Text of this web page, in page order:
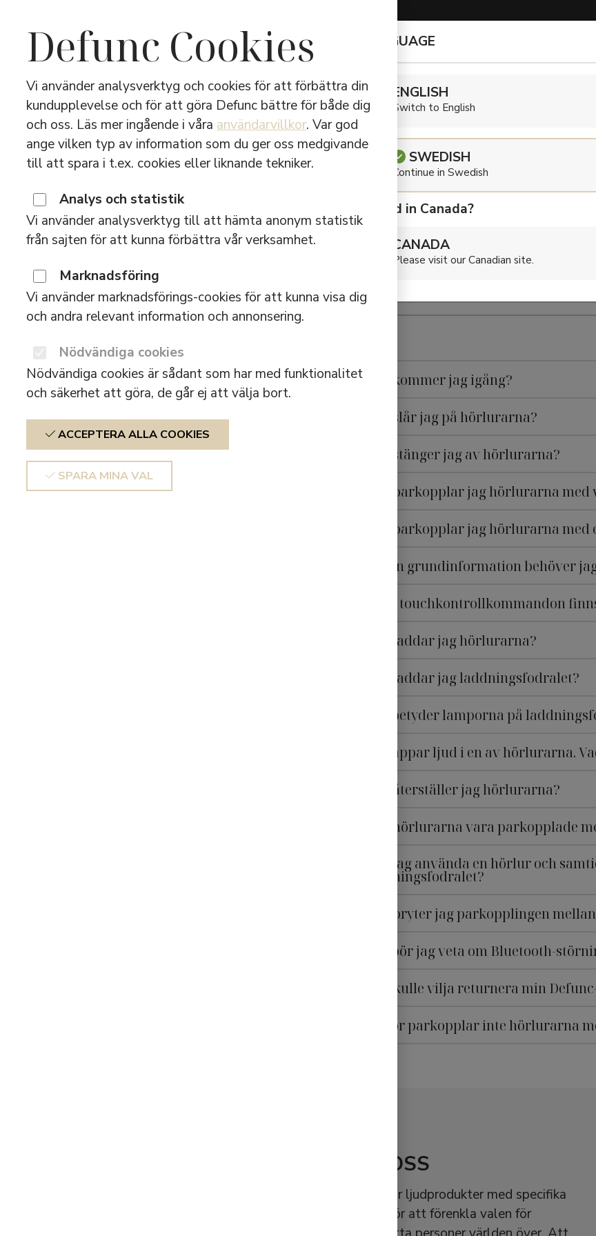
Defunc Cookies
Vi använder analysverktyg och cookies för att förbättra din
kundupplevelse och för att göra Defunc bättre för både dig
och oss. Läs mer ingående i våraanvändarvillkor. Var god
ange vilken typ av information som du ger oss medgivande
till att spara i t.ex. cookies eller liknande tekniker.
Analys och statistik
Vi använder analysverktyg till att hämta anonym statistik
från sajten för att kunna förbättra vår verksamhet.
Marknadsföring
Vi använder marknadsförings-cookies för att kunna visa dig
och andra relevant information och annonsering.
Nödvändiga cookies
Nödvändiga cookies är sådant som har med funktionalitet
och säkerhet att göra, de går ej att välja bort.
ACCEPTERA ALLA COOKIES
SPARA MINA VAL
True Lite
Ladda ned manual för Defunc True Lite
Hur kommer jag igång?
Hur slår jag på hörlurarna?
Hur stänger jag av hörlurarna?
Hur parkopplar jag hörlurarna med
Hur parkopplar jag hörlurarna med
Vilken grundinformation behöver
Vilka touchkontrollkommandon
Hur laddar jag hörlurarna?
Hur laddar jag laddningsfodralet?
Vad betyder lamporna på
Jag tappar ljud i en av hörlurarna.
Hur återställer jag hörlurarna?
Kan hörlurarna vara parkopplade
Kan jag använda en hörlur och
laddningsfodralet?
Hur bryter jag parkopplingen
Vad bör jag veta om Bluetooth-
Jag skulle vilja returnera min
Varför parkopplar inte hörlurarna
CHOOSE LANGUAGE
ENGLISH
Switch to English
SWEDISH
Continue in Swedish
Are you located in Canada?
CANADA
Please visit our Canadian site.
OM OSS
Vi skapar ljudprodukter med specifika
syften för att förenkla valen för